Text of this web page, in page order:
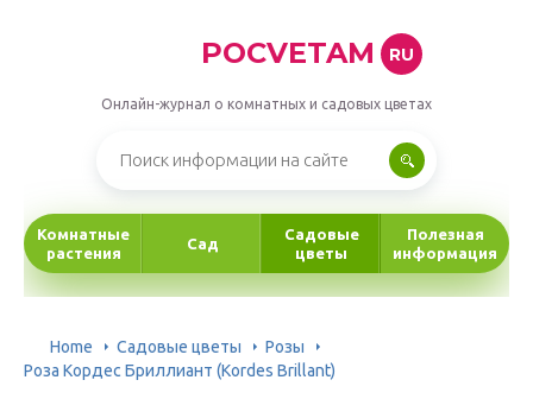
POCVETAM RU
Онлайн-журнал о комнатных и садовых цветах
Комнатные
растения
Сад
Садовые
цветы
Полезная
информация
Home Садовые цветы
Розы
Роза Кордес Бриллиант (Kordes Brillant)